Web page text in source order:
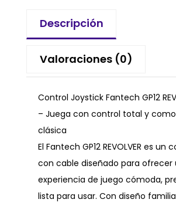
Descripción
Valoraciones (0)
Control Joystick Fantech GP12
– Juega con control total y
clásica
El Fantech GP12 REVOLVER es un
con cable diseñado para ofrecer
experiencia de juego cómoda,
lista para usar. Con diseño